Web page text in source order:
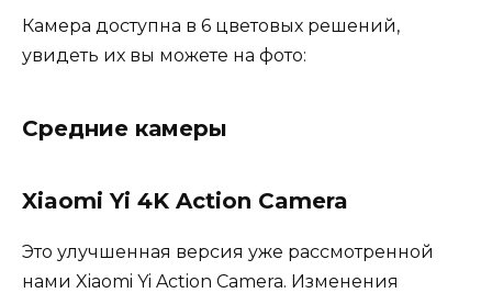
Камера доступна в 6 цветовых решений,
увидеть их вы можете на фото:
Средние камеры
Xiaomi Yi 4K Action Camera
Это улучшенная версия уже рассмотренной
нами Xiaomi Yi Action Camera. Изменения